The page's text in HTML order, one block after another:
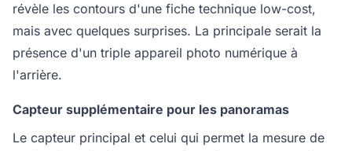
révèle les contours d'une fiche technique low-cost,
mais avec quelques surprises. La principale serait la
présence d'un triple appareil photo numérique à
l'arrière.
Capteur supplémentaire pour les panoramas
Le capteur principal et celui qui permet la mesure de